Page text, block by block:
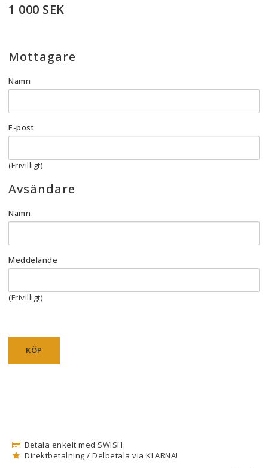
1 000 SEK
Mottagare
Namn
E-post
(Frivilligt)
Avsändare
Namn
Meddelande
(Frivilligt)
KÖP
Betala enkelt med SWISH.
Direktbetalning / Delbetala via KLARNA!